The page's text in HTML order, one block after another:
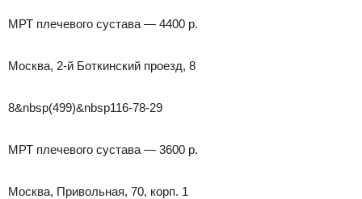
МРТ плечевого сустава — 4400 р.
Москва, 2-й Боткинский проезд, 8
8&nbsp(499)&nbsp116-78-29
МРТ плечевого сустава — 3600 р.
Москва, Привольная, 70, корп. 1